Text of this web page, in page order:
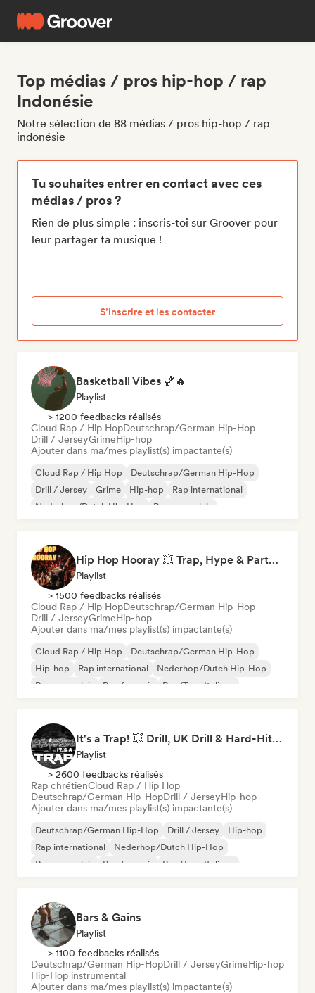
Top médias / pros hip-hop / rap
Indonésie
Notre sélection de 88 médias / pros hip-hop / rap
indonésie
Tu souhaites entrer en contact avec ces
médias / pros ?
Rien de plus simple : inscris-toi sur Groover pour
leur partager ta musique !
S’inscrire et les contacter
Basketball Vibes 🏀🔥
Playlist
> 1200 feedbacks réalisés
Cloud Rap / Hip HopDeutschrap/German Hip-Hop
Drill / JerseyGrimeHip-hop
Ajouter dans ma/mes playlist(s) impactante(s)
Cloud Rap / Hip Hop
Deutschrap/German Hip-Hop
Drill / Jersey
Grime Hip-hop
Rap international
Nederhop/Dutch Hip-Hop
Rap en anglais
Hip Hop Hooray 💥 Trap, Hype & Party Rap Bangers
Playlist
> 1500 feedbacks réalisés
Cloud Rap / Hip HopDeutschrap/German Hip-Hop
Drill / JerseyGrimeHip-hop
Ajouter dans ma/mes playlist(s) impactante(s)
Cloud Rap / Hip Hop
Deutschrap/German Hip-Hop
Hip-hop
Rap international
Nederhop/Dutch Hip-Hop
Rap en anglais
Rap francais Rap/Trap Italiano
It's a Trap! 💥 Drill, UK Drill & Hard-Hitting Trap
Playlist
> 2600 feedbacks réalisés
Rap chrétienCloud Rap / Hip Hop
Deutschrap/German Hip-HopDrill / JerseyHip-hop
Ajouter dans ma/mes playlist(s) impactante(s)
Deutschrap/German Hip-Hop Drill / Jersey
Hip-hop
Rap international
Nederhop/Dutch Hip-Hop
Rap en anglais
Rap francais Rap/Trap Italiano
Bars & Gains
Playlist
> 1100 feedbacks réalisés
Deutschrap/German Hip-HopDrill / JerseyGrimeHip-hop
Hip-Hop instrumental
Ajouter dans ma/mes playlist(s) impactante(s)